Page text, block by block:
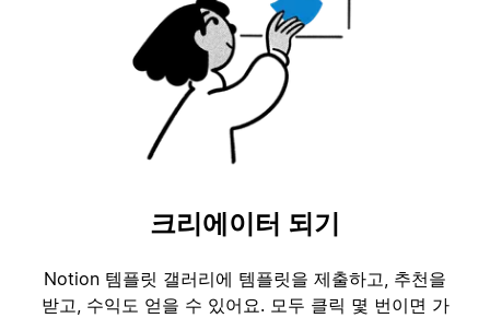
크리에이터 되기
Notion 템플릿 갤러리에 템플릿을 제출하고, 추천을
받고, 수익도 얻을 수 있어요. 모두 클릭 몇 번이면 가